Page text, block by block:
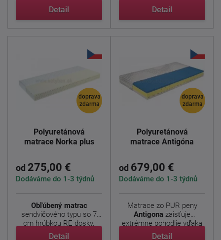
Detail
...
Detail
doprava
zdarma
Polyuretánová
matrace Norka plus
od 275,00 €
Dodáváme do 1-3 týdnů
Obľúbený matrac
sendvičového typu so 7
cm hrúbkou RE dosky.
Stred ...
Detail
doprava
zdarma
Polyuretánová
matrace Antigóna
od 679,00 €
Dodáváme do 1-3 týdnů
Matrace zo PUR peny
Antigona zaisťuje
extrémne pohodlie vďaka
...
Detail